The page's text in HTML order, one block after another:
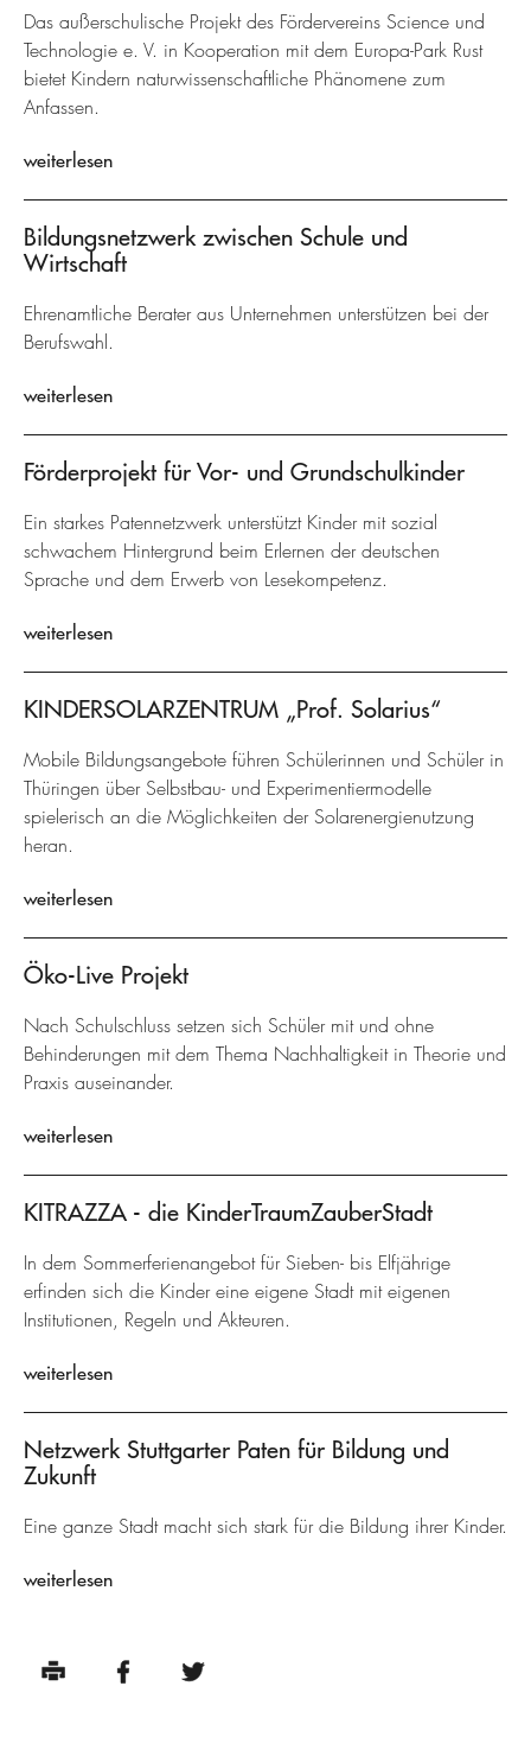
Das außerschulische Projekt des Fördervereins Science und
Technologie e. V. in Kooperation mit dem Europa-Park Rust
bietet Kindern naturwissenschaftliche Phänomene zum
Anfassen.
weiterlesen
Bildungsnetzwerk zwischen Schule und
Wirtschaft
Ehrenamtliche Berater aus Unternehmen unterstützen bei der
Berufswahl.
weiterlesen
Förderprojekt für Vor- und Grundschulkinder
Ein starkes Patennetzwerk unterstützt Kinder mit sozial
schwachem Hintergrund beim Erlernen der deutschen
Sprache und dem Erwerb von Lesekompetenz.
weiterlesen
KINDERSOLARZENTRUM „Prof. Solarius“
Mobile Bildungsangebote führen Schülerinnen und Schüler in
Thüringen über Selbstbau- und Experimentiermodelle
spielerisch an die Möglichkeiten der Solarenergienutzung
heran.
weiterlesen
Öko-Live Projekt
Nach Schulschluss setzen sich Schüler mit und ohne
Behinderungen mit dem Thema Nachhaltigkeit in Theorie und
Praxis auseinander.
weiterlesen
KITRAZZA - die KinderTraumZauberStadt
In dem Sommerferienangebot für Sieben- bis Elfjährige
erfinden sich die Kinder eine eigene Stadt mit eigenen
Institutionen, Regeln und Akteuren.
weiterlesen
Netzwerk Stuttgarter Paten für Bildung und
Zukunft
Eine ganze Stadt macht sich stark für die Bildung ihrer Kinder.
weiterlesen